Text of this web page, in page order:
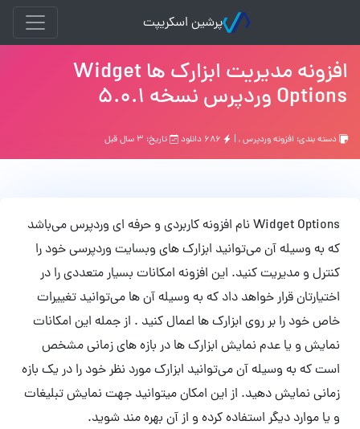
پرشین اسکریپت
افزونه مدیریت ابزارک ها Widget
Options وردپرس نسخه 5.0.1
دسته بندی: افزونه وردپرس, | تاریخ: ۳ سال قبل
Widget Options نام افزونه کاربردی و حرفه ای وردپرس می‌باشد
که به وسیله آن می‌توانید ابزارک های وبسایت وردپرسی خود را
کنترل و مدیریت کنید. این افزونه امکانات بسیار متعددی را در
اختیارتان قرار خواهد داد که به وسیله آن ها می‌توانید تغییرات
خاص خود را بر روی ابزارک ها اعمال کنید . از جمله این امکانات
نمایش و یا عدم نمایش ابزارک ها در بازه های زمانی مشخص
است که به وسیله آن می‌توانید ابزارک مورد نظر خود را در یک بازه
زمانی نمایش دهید. از این امکان میتوانید جهت نمایش تبلیغات
و یا موارد دیگر استفاده کرده و از آن بهره مند شوید.